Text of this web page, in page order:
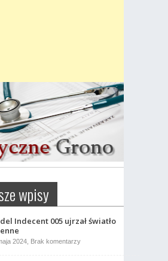
wpisy
Indecent 005 ujrzał światło
2024, Brak komentarzydo